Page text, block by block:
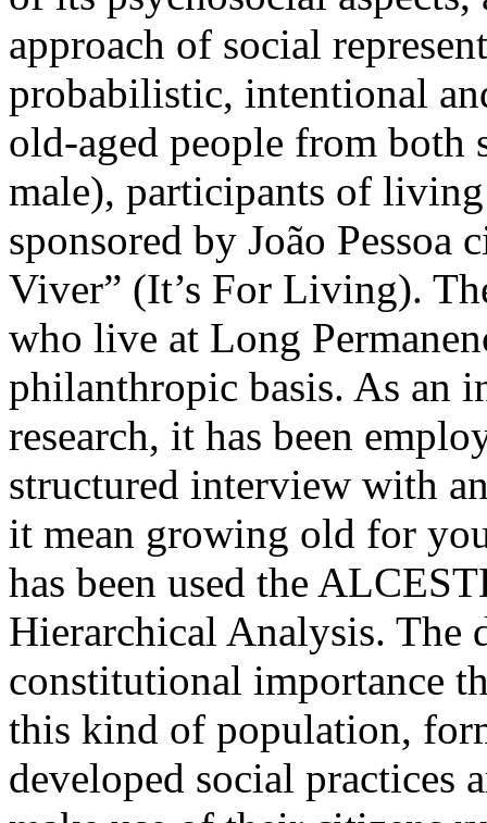
approach of social
probabilistic, intentional
old-aged people from both
male), participants of
sponsored by João
Viver” (It’s For Living).
who live at Long
philanthropic basis. As an
research, it has been
structured interview with
it mean growing old for
has been used the
Hierarchical Analysis. The
constitutional importance
this kind of population,
developed social practices